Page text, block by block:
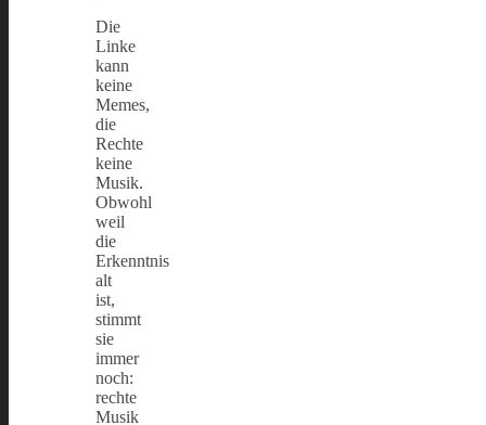
Die
Linke
kann
keine
Memes,
die
Rechte
keine
Musik.
Obwohl
weil
die
Erkenntnis
alt
ist,
stimmt
sie
immer
noch:
rechte
Musik